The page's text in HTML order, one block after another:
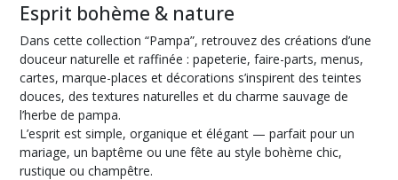
Esprit bohème & nature
Dans cette collection “Pampa”, retrouvez des créations d’une
douceur naturelle et raffinée : papeterie, faire-parts, menus,
cartes, marque-places et décorations s’inspirent des teintes
douces, des textures naturelles et du charme sauvage de
l’herbe de pampa.
L’esprit est simple, organique et élégant — parfait pour un
mariage, un baptême ou une fête au style bohème chic,
rustique ou champêtre.
Afficher
les
résultats